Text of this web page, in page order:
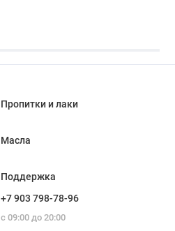
Пропитки и лаки
Масла
Поддержка
+7 903 798-78-96
с 09:00 до 20:00